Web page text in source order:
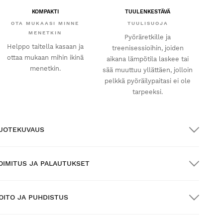
KOMPAKTI
OTA MUKAASI MINNE
MENETKIN
Helppo taitella kasaan ja
ottaa mukaan mihin ikinä
menetkin.
TUULENKESTÄVÄ
TUULISUOJA
Pyöräretkille ja
treenisessioihin, joiden
aikana lämpötila laskee tai
sää muuttuu yllättäen, jolloin
pelkkä pyöräilypaitasi ei ole
tarpeeksi.
JA PALAUTUKSET
JA PUHDISTUS